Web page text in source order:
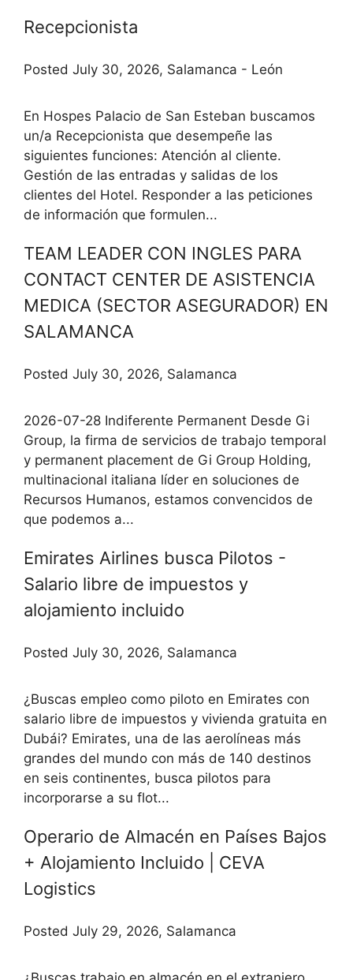
Recepcionista
Posted July 30, 2026, Salamanca - León
En Hospes Palacio de San Esteban buscamos
un/a Recepcionista que desempeñe las
siguientes funciones: Atención al cliente.
Gestión de las entradas y salidas de los
clientes del Hotel. Responder a las peticiones
de información que formulen...
TEAM LEADER CON INGLES PARA
CONTACT CENTER DE ASISTENCIA
MEDICA (SECTOR ASEGURADOR) EN
SALAMANCA
Posted July 30, 2026, Salamanca
2026-07-28 Indiferente Permanent Desde Gi
Group, la firma de servicios de trabajo temporal
y permanent placement de Gi Group Holding,
multinacional italiana líder en soluciones de
Recursos Humanos, estamos convencidos de
que podemos a...
Emirates Airlines busca Pilotos -
Salario libre de impuestos y
alojamiento incluido
Posted July 30, 2026, Salamanca
¿Buscas empleo como piloto en Emirates con
salario libre de impuestos y vivienda gratuita en
Dubái? Emirates, una de las aerolíneas más
grandes del mundo con más de 140 destinos
en seis continentes, busca pilotos para
incorporarse a su flot...
Operario de Almacén en Países Bajos
+ Alojamiento Incluido | CEVA
Logistics
Posted July 29, 2026, Salamanca